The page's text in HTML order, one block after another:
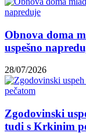
Obnova doma
uspešno
28/07/2026
Zgodovinski
tudi s Krkinim